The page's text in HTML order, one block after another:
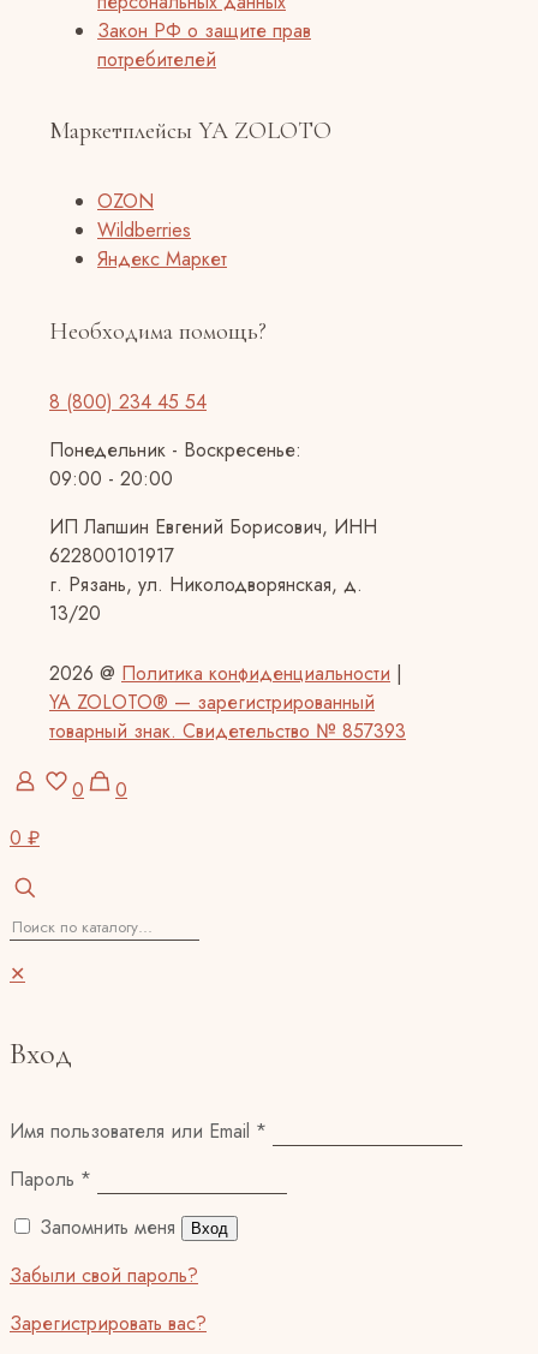
Закон РФ о защите прав
потребителей
Маркетплейсы YA ZOLOTO
OZON
Wildberries
Яндекс Маркет
Необходима помощь?
8 (800) 234 45 54
Понедельник - Воскресенье:
09:00 - 20:00
ИП Лапшин Евгений Борисович, ИНН
622800101917
г. Рязань, ул. Николодворянская, д.
13/20
2026 @ Политика конфиденциальности |
YA ZOLOTO® — зарегистрированный
товарный знак. Свидетельство № 857393
0
0
0 ₽
✕
Вход
Имя пользователя или Email *
Пароль *
Запомнить меня
Вход
Забыли свой пароль?
Зарегистрировать вас?